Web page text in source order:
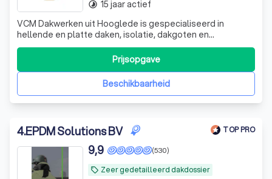
VCM Dakwerken uit Hooglede is gespecialiseerd in
hellende en platte daken, isolatie, dakgoten en
gevelbekleding. Ervaren dakwerkers met 15 jaar ervaring in
Beschikbaarheid
Prijsopgave
timelapse 15 jaar actief
4.EPDM Solutions BV TOP PRO
local_offer Zeer gedetailleerd dakdossier
(530)
9,9